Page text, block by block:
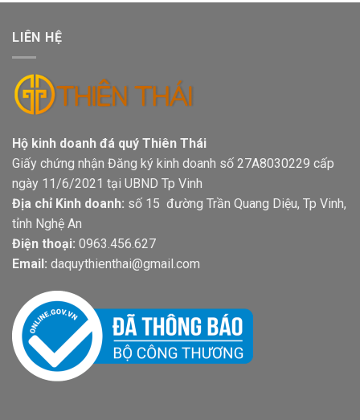
LIÊN HỆ
Hộ kinh doanh đá quý Thiên Thái
Giấy chứng nhận Đăng ký kinh doanh số 27A8030229 cấp
ngày 11/6/2021 tại UBND Tp Vinh
Địa chỉ Kinh doanh: số 15 đường Trần Quang Diệu, Tp Vinh,
tỉnh Nghệ An
Điện thoại: 0963.456.627
Email: daquythienthai@gmail.com